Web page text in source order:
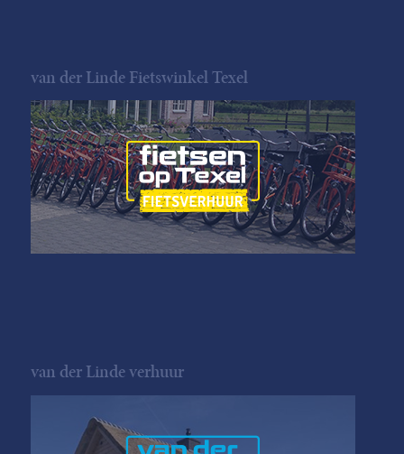
van der Linde Fietswinkel Texel
van der Linde verhuur